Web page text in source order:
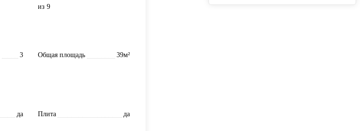
из 9
3 Общая площадь
39м²
да Плита
да